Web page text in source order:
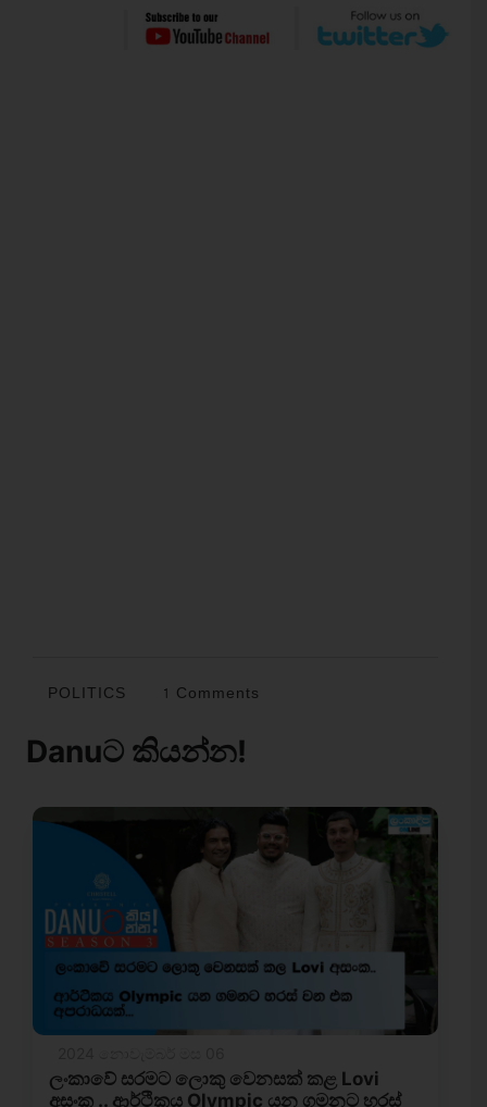
POLITICS 1 Comments